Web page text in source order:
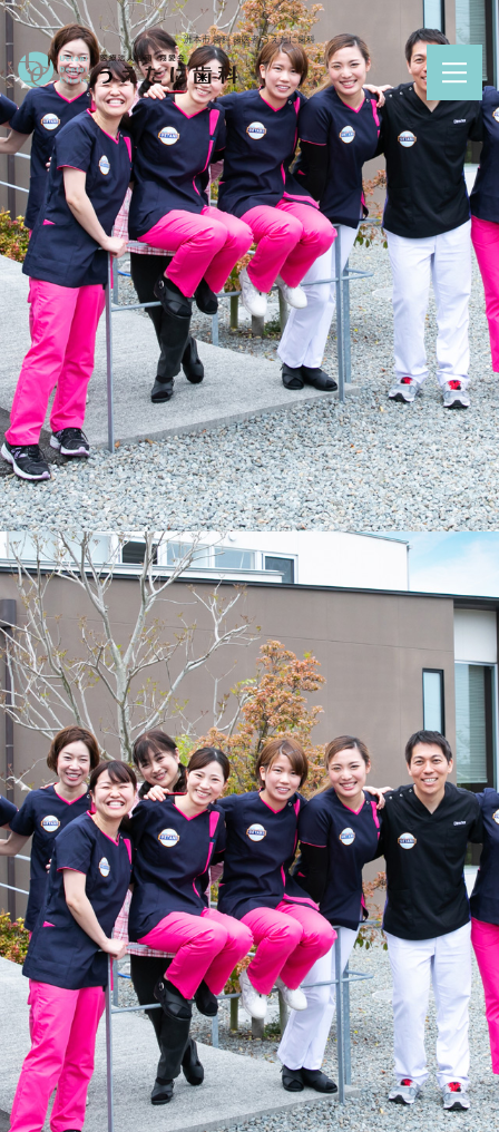
洲本市 歯科 歯医者 うえたに歯科